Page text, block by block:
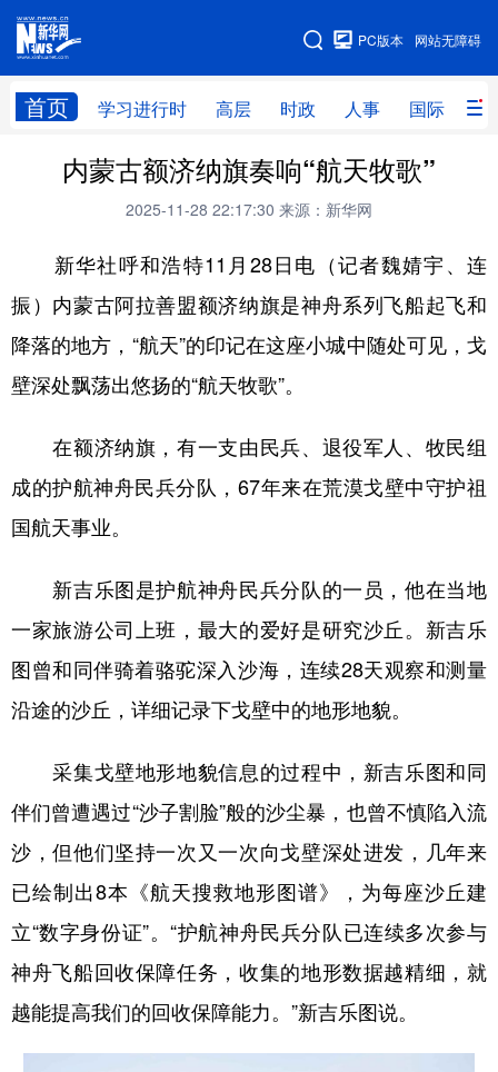
网站无障碍
PC版本
首页 学习进行时 高层 时政 人事 国际 财
网站地图
学习进行时 高层 时政 人事
财经 网评
台湾 思客智库 全球连线 教育
科技 科创 量子 体育
文化 书画 健康 军事
访谈 视频
法律 中央文件 金融 汽车
食品 人居 信息化 数字经济
学术中国
城市 旅游 能源 会展
彩票 娱乐 时尚 悦读
公益 一带一路 亚太网 上市公司
文化产业
地方频道
北京 天津 河北 山西
辽宁 吉林 上海 江苏
山东 河南 湖北
广东 广西 海南 重庆
内蒙古额济纳旗奏响“航天牧歌”
2025-11-28 22:17:30 来源：新华网
新华社呼和浩特11月28日电（记者魏婧宇、连
振）内蒙古阿拉善盟额济纳旗是神舟系列飞船起飞和
降落的地方，“航天”的印记在这座小城中随处可见，戈
壁深处飘荡出悠扬的“航天牧歌”。
在额济纳旗，有一支由民兵、退役军人、牧民组
成的护航神舟民兵分队，67年来在荒漠戈壁中守护祖
国航天事业。
新吉乐图是护航神舟民兵分队的一员，他在当地
一家旅游公司上班，最大的爱好是研究沙丘。新吉乐
图曾和同伴骑着骆驼深入沙海，连续28天观察和测量
沿途的沙丘，详细记录下戈壁中的地形地貌。
采集戈壁地形地貌信息的过程中，新吉乐图和同
伴们曾遭遇过“沙子割脸”般的沙尘暴，也曾不慎陷入流
沙，但他们坚持一次又一次向戈壁深处进发，几年来
已绘制出8本《航天搜救地形图谱》，为每座沙丘建
立“数字身份证”。“护航神舟民兵分队已连续多次参与
神舟飞船回收保障任务，收集的地形数据越精细，就
越能提高我们的回收保障能力。”新吉乐图说。